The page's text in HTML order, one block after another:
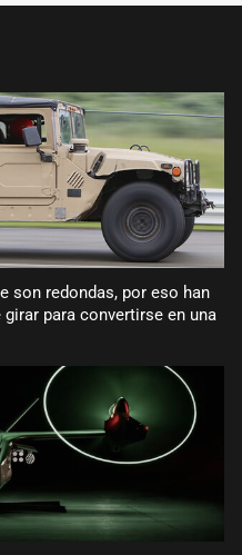
son redondas, por eso han
para convertirse en una